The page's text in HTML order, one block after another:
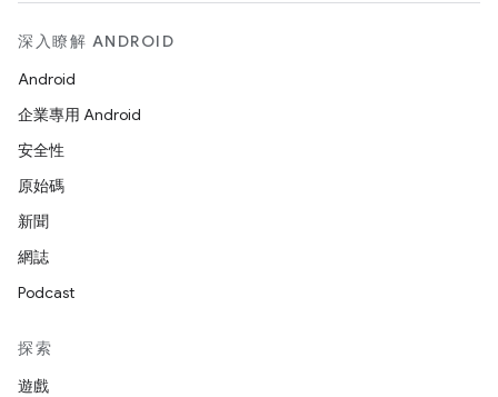
深入瞭解 ANDROID
Android
企業專用 Android
安全性
原始碼
新聞
網誌
Podcast
探索
遊戲